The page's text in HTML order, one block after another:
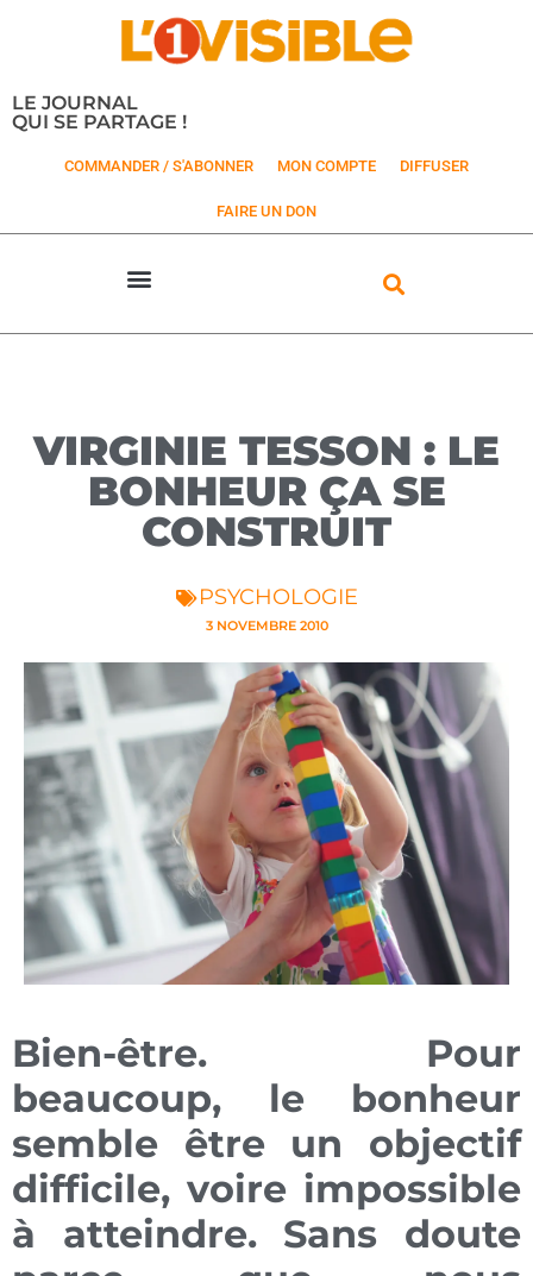
LE JOURNAL
QUI SE PARTAGE !
COMMANDER / S'ABONNER MON COMPTE DIFFUSER
FAIRE UN DON
VIRGINIE TESSON : LE
BONHEUR ÇA SE
CONSTRUIT
PSYCHOLOGIE
3 NOVEMBRE 2010
Bien-être. Pour
beaucoup, le bonheur
semble être un objectif
difficile, voire impossible
à atteindre. Sans doute